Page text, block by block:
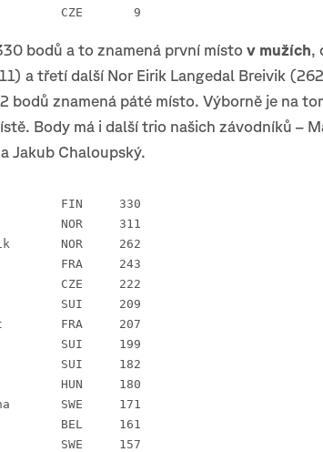
62. Lucie Semíková		CZE    	  9
bodů a to znamená první místo v mužích,
a třetí další Nor Eirik Langedal Breivik
bodů znamená páté místo. Výborně je na
Body má i další trio našich závodníků –
Jakub Chaloupský.
1 Tuomas Heikkila 		FIN 	330
2 Kasper Harlem Fosser 	NOR 	311
3 Eirik Langedal Breivik 	NOR 	262
4 Guilhem Verove 		FRA 	243
5 Tomáš Křivda 		CZE 	222
6 Tino Polsini 		SUI 	209
7 Mathias Barros Vallet 	FRA 	207
8 Fabian Aebersold 		SUI 	199
9 Benjamin Wey 		SUI 	182
10 Zoltan Bujdoso 		HUN 	180
11 Isac von Krusenstierna 	SWE 	171
12 Yannick Michiels 		BEL 	161
13 Axel Granqvist 		SWE 	157